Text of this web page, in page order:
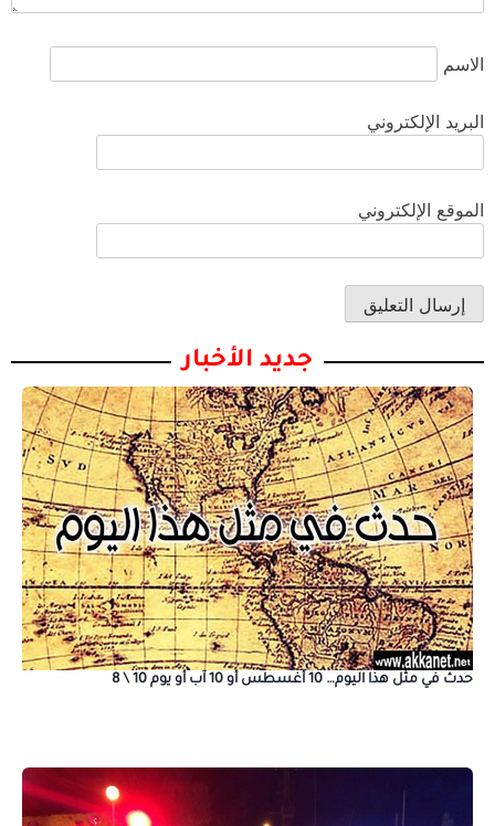
الاسم
البريد الإلكتروني
الموقع الإلكتروني
جديد الأخبار
حدث في مثل هذا اليوم… 10 أغسطس أو 10 آب أو يوم 10 \ 8